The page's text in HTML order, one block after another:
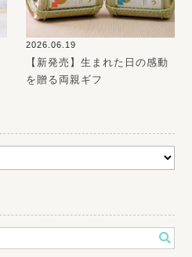
2026.06.19
【新発売】生まれた日の感動
を贈る両親ギフ